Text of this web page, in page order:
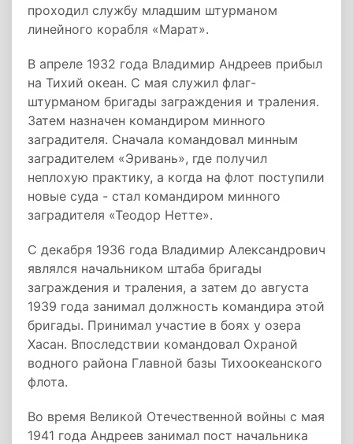
проходил службу младшим штурманом
линейного корабля «Марат».
В апреле 1932 года Владимир Андреев прибыл
на Тихий океан. С мая служил флаг-
штурманом бригады заграждения и траления.
Затем назначен командиром минного
заградителя. Сначала командовал минным
заградителем «Эривань», где получил
неплохую практику, а когда на флот поступили
новые суда - стал командиром минного
заградителя «Теодор Нетте».
С декабря 1936 года Владимир Александрович
являлся начальником штаба бригады
заграждения и траления, а затем до августа
1939 года занимал должность командира этой
бригады. Принимал участие в боях у озера
Хасан. Впоследствии командовал Охраной
водного района Главной базы Тихоокеанского
флота.
Во время Великой Отечественной войны с мая
1941 года Андреев занимал пост начальника